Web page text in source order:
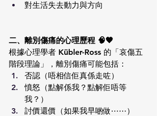
對生活失去動力與方向
二、離別傷痛的心理歷程 🧠🧡
根據心理學者 Kübler-Ross 的「哀傷五
階段理論」，離別傷痛可能包括：
否認（唔相信佢真係走咗）
憤怒（點解係我？點解佢唔等
我？）
討價還價（如果我早啲做⋯⋯）